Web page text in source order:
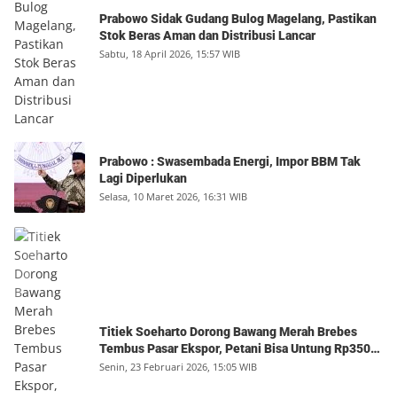
Prabowo Sidak Gudang Bulog Magelang, Pastikan
Stok Beras Aman dan Distribusi Lancar
Sabtu, 18 April 2026, 15:57 WIB
Prabowo : Swasembada Energi, Impor BBM Tak
Lagi Diperlukan
Selasa, 10 Maret 2026, 16:31 WIB
Titiek Soeharto Dorong Bawang Merah Brebes
Tembus Pasar Ekspor, Petani Bisa Untung Rp350
Juta per Hektare
Senin, 23 Februari 2026, 15:05 WIB